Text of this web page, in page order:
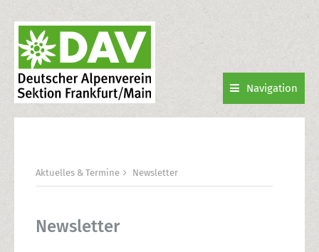
Navigation
Aktuelles & Termine Newsletter
Newsletter